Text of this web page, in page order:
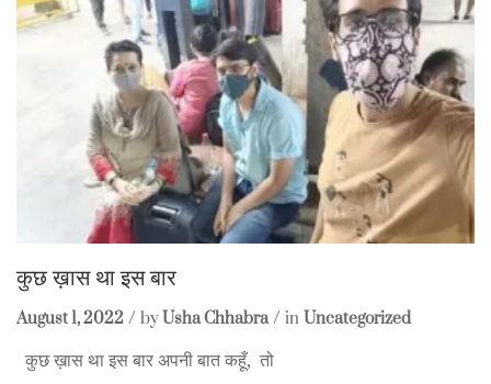
कुछ ख़ास था इस बार
August 1, 2022 by Usha Chhabra in Uncategorized
कुछ ख़ास था इस बार अपनी बात कहूँ, तो